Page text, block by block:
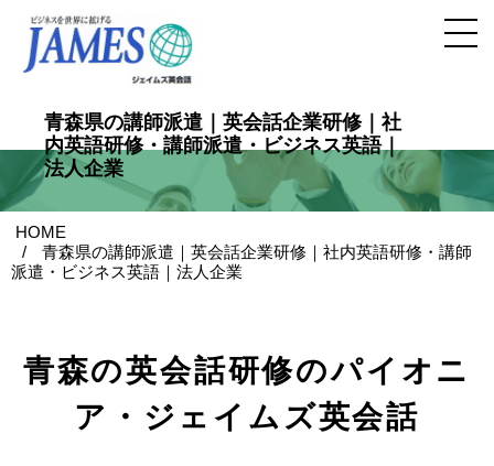
青森県の講師派遣｜英会話企業研修｜社
内英語研修・講師派遣・ビジネス英語｜
法人企業
HOME
青森県の講師派遣｜英会話企業研修｜社内英語研修・講師
派遣・ビジネス英語｜法人企業
青森の英会話研修のパイオニ
ア・ジェイムズ英会話